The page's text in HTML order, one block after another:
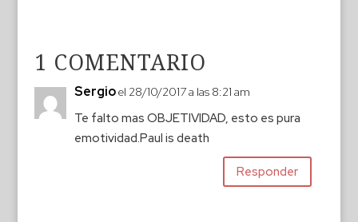
1 COMENTARIO
Sergioel 28/10/2017 a las 8:21 am
Te falto mas OBJETIVIDAD, esto es pura
emotividad.Paul is death
Responder